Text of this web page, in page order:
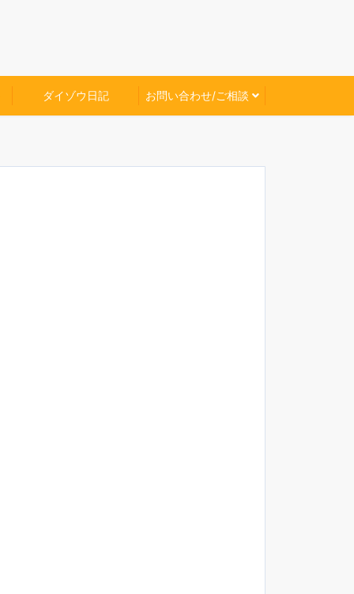
ダイゾウ日記 お問い合わせ/ご相談